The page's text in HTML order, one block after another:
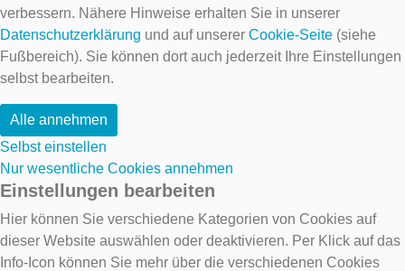
verbessern. Nähere Hinweise erhalten Sie in unserer
Datenschutzerklärung und auf unserer Cookie-Seite (siehe
Fußbereich). Sie können dort auch jederzeit Ihre Einstellungen
selbst bearbeiten.
Alle annehmen
Selbst einstellen
Nur wesentliche Cookies annehmen
Einstellungen bearbeiten
Hier können Sie verschiedene Kategorien von Cookies auf
dieser Website auswählen oder deaktivieren. Per Klick auf das
Info-Icon können Sie mehr über die verschiedenen Cookies